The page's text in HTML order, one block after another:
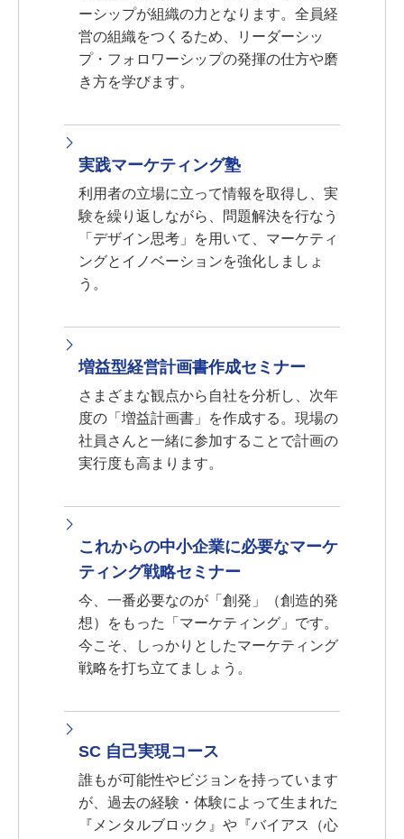
ーシップが組織の力となります。全員経
営の組織をつくるため、リーダーシッ
プ・フォロワーシップの発揮の仕方や磨
き方を学びます。
実践マーケティング塾
利用者の立場に立って情報を取得し、実
験を繰り返しながら、問題解決を行なう
「デザイン思考」を用いて、マーケティ
ングとイノベーションを強化しましょ
う。
増益型経営計画書作成セミナー
さまざまな観点から自社を分析し、次年
度の「増益計画書」を作成する。現場の
社員さんと一緒に参加することで計画の
実行度も高まります。
これからの中小企業に必要なマーケ
ティング戦略セミナー
今、一番必要なのが「創発」（創造的発
想）をもった「マーケティング」です。
今こそ、しっかりとしたマーケティング
戦略を打ち立てましょう。
SC 自己実現コース
誰もが可能性やビジョンを持っています
が、過去の経験・体験によって生まれた
『メンタルブロック』や『バイアス（心